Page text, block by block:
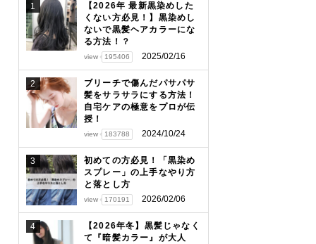
1
【2026年 最新黒染めした
くない方必見！】黒染めし
ないで黒髪ヘアカラーにな
る方法！？
view 195406 2025/02/16
2
ブリーチで傷んだパサパサ
髪をサラサラにする方法！
自宅ケアの極意をプロが伝
授！
view 183788 2024/10/24
3
初めての方必見！「黒染め
スプレー」の上手なやり方
と落とし方
view 170191 2026/02/06
4
【2026年冬】黒髪じゃなく
て『暗髪カラー』が大人